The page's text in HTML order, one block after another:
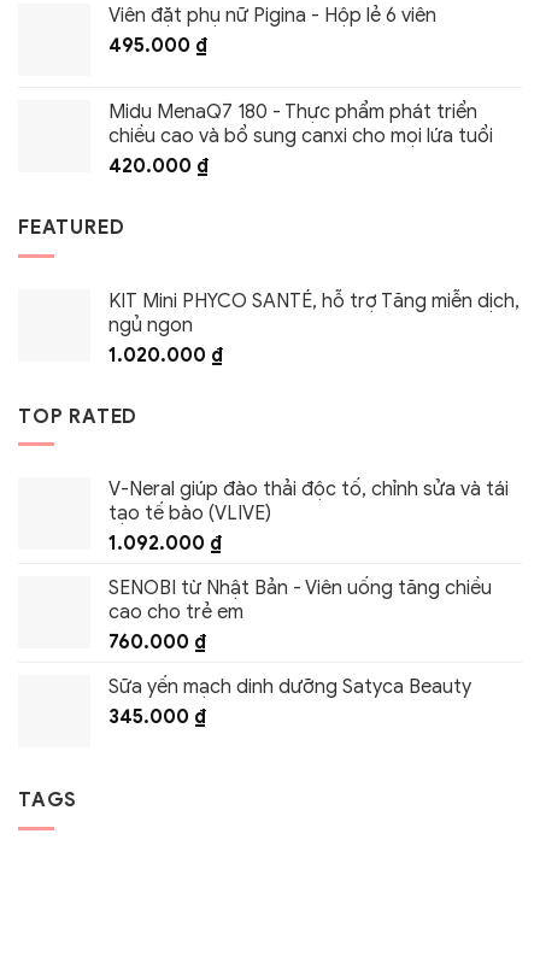
Viên đặt phụ nữ Pigina - Hộp lẻ 6 viên
495.000 ₫
Midu MenaQ7 180 - Thực phẩm phát triển
chiều cao và bổ sung canxi cho mọi lứa tuổi
420.000 ₫
FEATURED
KIT Mini PHYCO SANTÉ, hỗ trợ Tăng miễn dịch,
ngủ ngon
1.020.000 ₫
TOP RATED
V-Neral giúp đào thải độc tố, chỉnh sửa và tái
tạo tế bào (VLIVE)
1.092.000 ₫
SENOBI từ Nhật Bản - Viên uống tăng chiều
cao cho trẻ em
760.000 ₫
Sữa yến mạch dinh dưỡng Satyca Beauty
345.000 ₫
TAGS